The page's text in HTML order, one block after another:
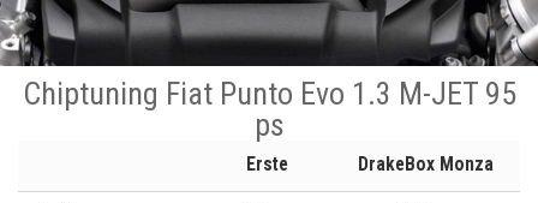
Chiptuning Fiat Punto Evo 1.3 M-JET 95
ps
Erste DrakeBox Monza